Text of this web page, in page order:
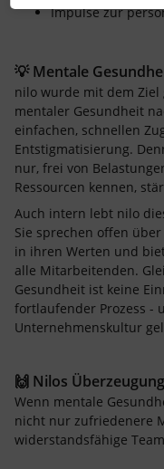
Impulse zur
💡 Mentale
nilo wurde mit dem
mentaler Gesundheit
einfachen, schnellen
Entstigmatisierung.
nur, frei von
Ressourcen kennen,
Auch intern lebt nilo
Sie sprechen offen
in ihren Werten und
alle Mitarbeitenden.
Gesundheit ist keine
fortlaufender Prozess -
Unternehmenskultur
🙌 Nilos Überzeugung
Wenn mentale
nicht nur zufriedenere
widerstandsfähige